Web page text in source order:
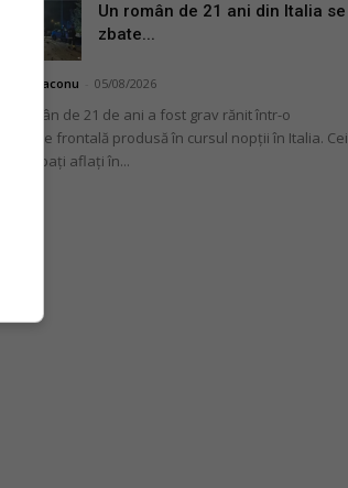
Un român de 21 ani din Italia se
zbate...
Mihai Diaconu 05/08/2026
Un român de 21 de ani a fost grav rănit într-o
coliziune frontală produsă în cursul nopții în Italia. Cei
doi bărbați aflați în...